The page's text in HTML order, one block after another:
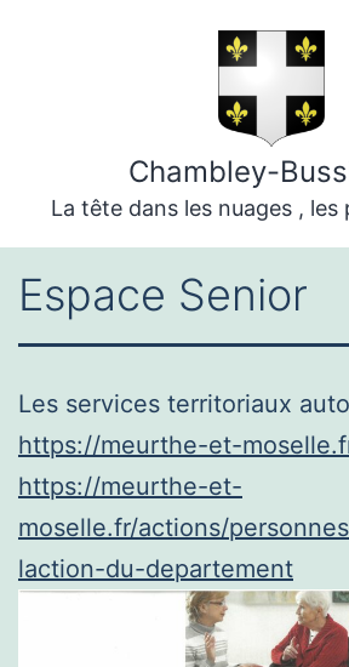
Chambley-
La tête dans les nuages , les
Espace Senior
Les services territoriaux
https://meurthe-et-
https://meurthe-et-
moselle.fr/actions/
laction-du-departement